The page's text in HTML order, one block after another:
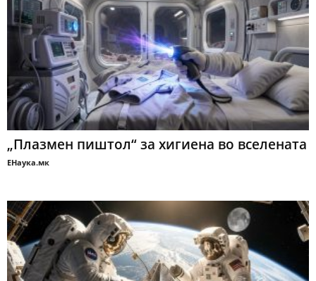
„Плазмен пиштол“ за хигиена во вселената
ЕНаука.мк